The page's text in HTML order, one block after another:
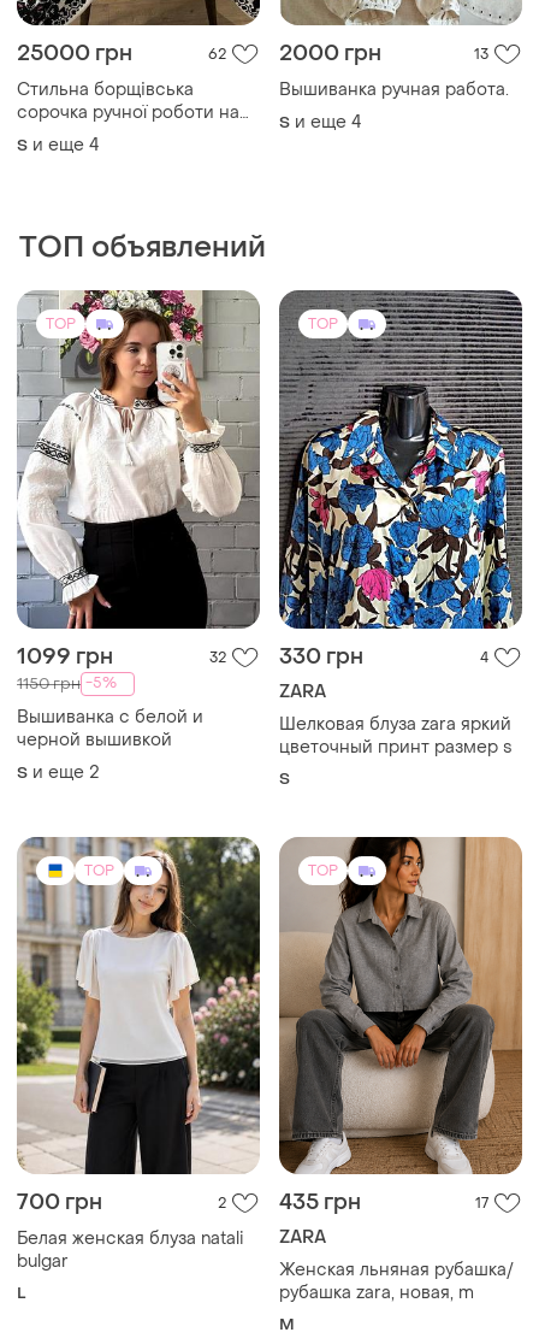
25000 грн 62
Стильна борщівська
сорочка ручної роботи на
сірому льоні. ж-3078
S и еще 4
2000 грн 13
Вышиванка ручная работа.
S и еще 4
ТОП объявлений
TOP
1099 грн 32
1150 грн -5%
Вышиванка с белой и
черной вышивкой
S и еще 2
TOP
330 грн 4
ZARA
Шелковая блуза zara яркий
цветочный принт размер s
S
TOP
700 грн 2
Белая женская блуза natali
bulgar
L
TOP
435 грн 17
ZARA
Женская льняная рубашка/
рубашка zara, новая, m
M